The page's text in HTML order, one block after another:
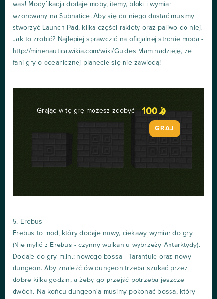
was! Modyfikacja dodaje moby, itemy, bloki i wymiar
wzorowany na Subnatice. Aby się do niego dostać musimy
stworzyć Launch Pad, kilka części rakiety oraz paliwo do niej.
Jak to zrobić? Najlepiej sprawdzić na oficjalnej stronie moda -
http://minenautica.wikia.com/wiki/Guides Mam nadzieję, że
fani gry o oceanicznej planecie się nie zawiodą!
Grając w tę grę możesz zdobyć 100
GRAJ
5. Erebus
Erebus to mod, który dodaje nowy, ciekawy wymiar do gry
(Nie mylić z Erebus - czynny wulkan u wybrzeży Antarktydy).
Dodaje do gry m.in.: nowego bossa - Tarantulę oraz nowy
dungeon. Aby znaleźć ów dungeon trzeba szukać przez
dobre kilka godzin, a żeby go przejść potrzeba jeszcze
dwóch. Na końcu dungeon'a musimy pokonać bossa, który